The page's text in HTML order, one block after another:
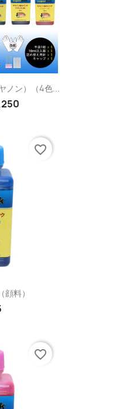
ノン）（4色...
料）
favorite_border
favorite_border